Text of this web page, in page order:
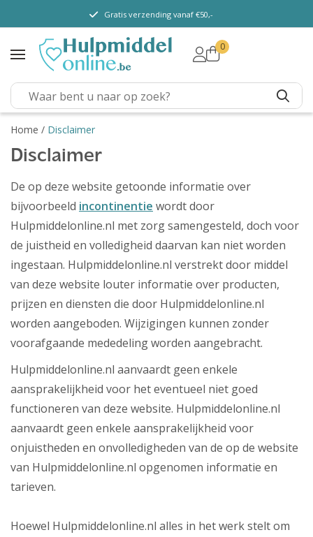
TENA Lady
TENA Men
TENA Pants (m/ v)
TENA Flex
TENA Slip
Depend
Dieetvoeding
Kenniscentrum
Abonnement
Gratis verzending vanaf €50,-
0
Home / Disclaimer
Disclaimer
De op deze website getoonde informatie over
bijvoorbeeld incontinentie wordt door
Hulpmiddelonline.nl met zorg samengesteld, doch voor
de juistheid en volledigheid daarvan kan niet worden
ingestaan. Hulpmiddelonline.nl verstrekt door middel
van deze website louter informatie over producten,
prijzen en diensten die door Hulpmiddelonline.nl
worden aangeboden. Wijzigingen kunnen zonder
voorafgaande mededeling worden aangebracht.
Hulpmiddelonline.nl aanvaardt geen enkele
aansprakelijkheid voor het eventueel niet goed
functioneren van deze website. Hulpmiddelonline.nl
aanvaardt geen enkele aansprakelijkheid voor
onjuistheden en onvolledigheden van de op de website
van Hulpmiddelonline.nl opgenomen informatie en
tarieven.
Hoewel Hulpmiddelonline.nl alles in het werk stelt om